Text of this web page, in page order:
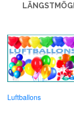
Luftballons